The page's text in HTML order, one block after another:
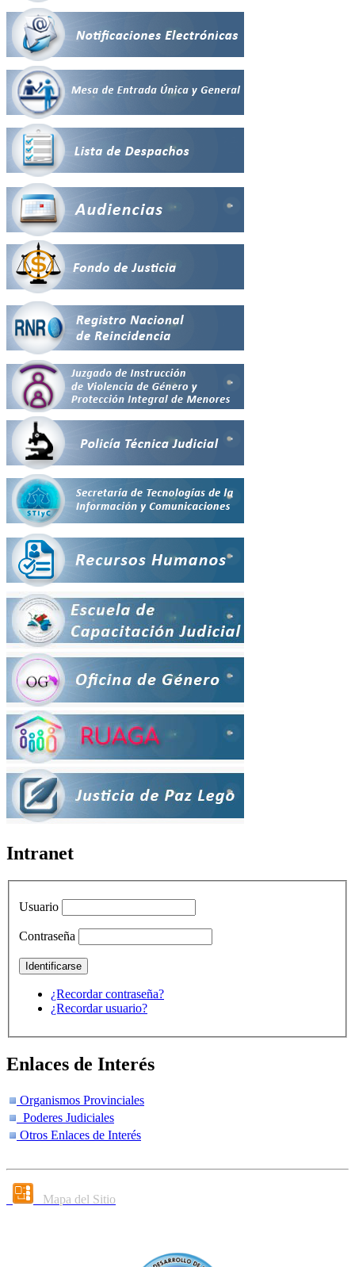
Intranet
Usuario
Contraseña
¿Recordar contraseña?
¿Recordar usuario?
Enlaces de Interés
Organismos Provinciales
Poderes Judiciales
Otros Enlaces de Interés
Mapa del Sitio